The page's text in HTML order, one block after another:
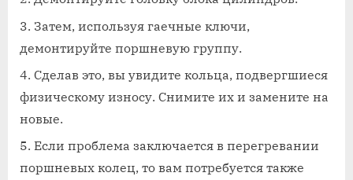
Затем, используя гаечные ключи,
демонтируйте поршневую группу.
Сделав это, вы увидите кольца, подвергшиеся
физическому износу. Снимите их и замените на
новые.
Если проблема заключается в перегревании
поршневых колец, то вам потребуется также